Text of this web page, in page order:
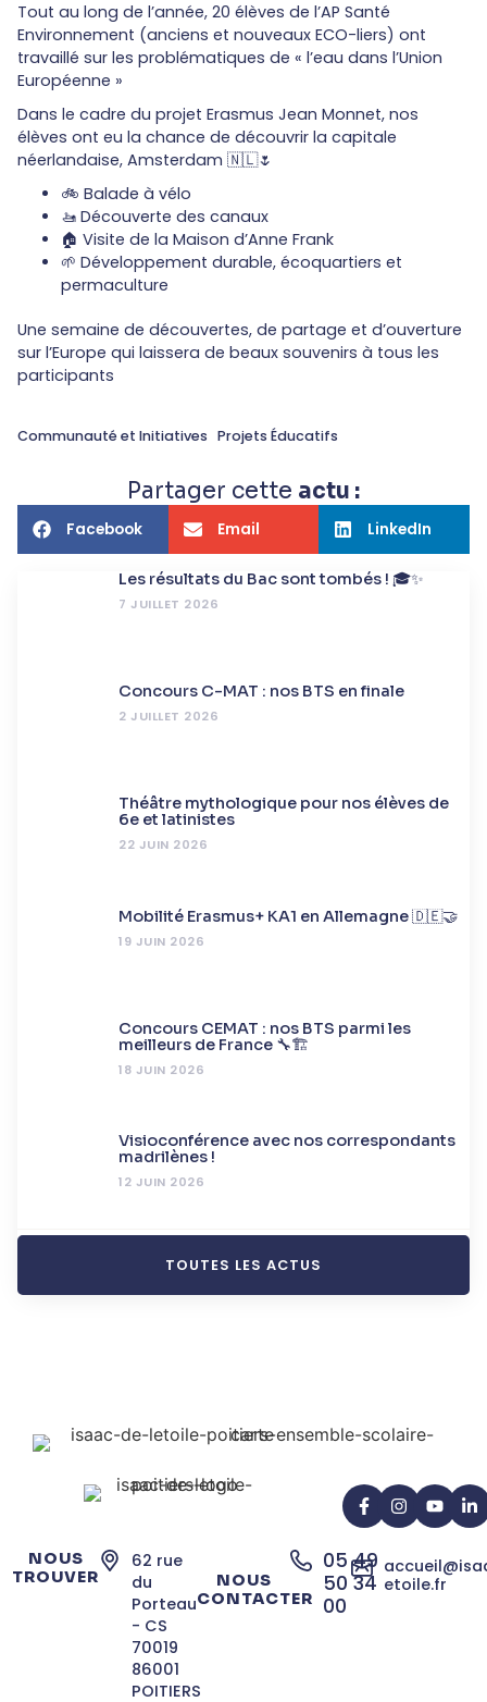
Tout au long de l’année, 20 élèves de l’AP Santé
Environnement (anciens et nouveaux ECO-liers) ont
travaillé sur les problématiques de « l’eau dans l’Union
Européenne »
Dans le cadre du projet Erasmus Jean Monnet, nos
élèves ont eu la chance de découvrir la capitale
néerlandaise, Amsterdam 🇳🇱🌷
🚲 Balade à vélo
🚤 Découverte des canaux
🏠 Visite de la Maison d’Anne Frank
🌱 Développement durable, écoquartiers et
permaculture
Une semaine de découvertes, de partage et d’ouverture
sur l’Europe qui laissera de beaux souvenirs à tous les
participants
Communauté et Initiatives Projets Éducatifs
Partager cette actu :
Facebook Email LinkedIn
Les résultats du Bac sont tombés ! 🎓✨
7 JUILLET 2026
Concours C-MAT : nos BTS en finale
2 JUILLET 2026
Théâtre mythologique pour nos élèves de
6e et latinistes
22 JUIN 2026
Mobilité Erasmus+ KA1 en Allemagne 🇩🇪🤝
19 JUIN 2026
Concours CEMAT : nos BTS parmi les
meilleurs de France 🔧🏗️
18 JUIN 2026
Visioconférence avec nos correspondants
madrilènes !
12 JUIN 2026
TOUTES LES ACTUS
NOUS
TROUVER
62 rue
du
Porteau
- CS
70019
86001
POITIERS
NOUS
CONTACTER
05 49
50 34
00
etoile.fr